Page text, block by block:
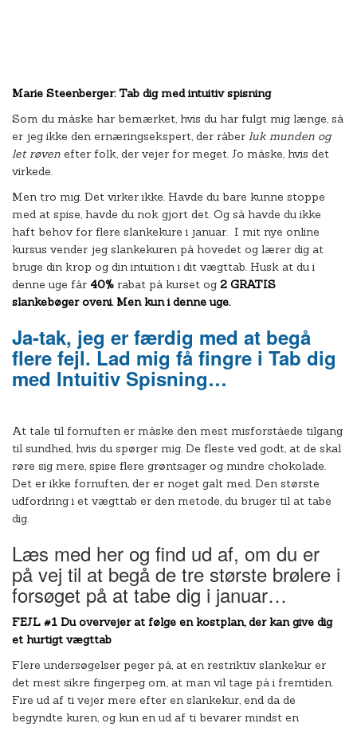
Marie Steenberger: Tab dig med intuitiv spisning
Som du måske har bemærket, hvis du har fulgt mig længe, så
er jeg ikke den ernæringsekspert, der råber luk munden og
let røven efter folk, der vejer for meget. Jo måske, hvis det
virkede.
Men tro mig. Det virker ikke. Havde du bare kunne stoppe
med at spise, havde du nok gjort det. Og så havde du ikke
haft behov for flere slankekure i januar. I mit nye online
kursus vender jeg slankekuren på hovedet og lærer dig at
bruge din krop og din intuition i dit vægttab. Husk at du i
denne uge får 40% rabat på kurset og 2 GRATIS
slankebøger oveni. Men kun i denne uge.
Ja-tak, jeg er færdig med at begå
flere fejl. Lad mig få fingre i Tab dig
med Intuitiv Spisning…
At tale til fornuften er måske den mest misforståede tilgang
til sundhed, hvis du spørger mig. De fleste ved godt, at de skal
røre sig mere, spise flere grøntsager og mindre chokolade.
Det er ikke fornuften, der er noget galt med. Den største
udfordring i et vægttab er den metode, du bruger til at tabe
dig.
Læs med her og find ud af, om du er
på vej til at begå de tre største brølere i
forsøget på at tabe dig i januar…
FEJL #1 Du overvejer at følge en kostplan, der kan give dig
et hurtigt vægttab
Flere undersøgelser peger på, at en restriktiv slankekur er
det mest sikre fingerpeg om, at man vil tage på i fremtiden.
Fire ud af ti vejer mere efter en slankekur, end da de
begyndte kuren, og kun en ud af ti bevarer mindst en